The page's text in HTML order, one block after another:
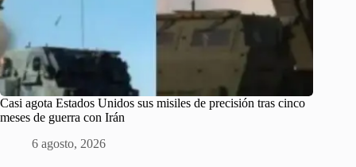
Casi agota Estados Unidos sus misiles de precisión tras cinco
meses de guerra con Irán
6 agosto, 2026